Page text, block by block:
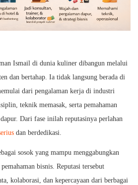
Ismail di dunia kuliner dibangun melalui
dan bertahap. Ia tidak langsung berada di
dari pengalaman kerja di industri
teknik memasak, serta pemahaman
Dari fase inilah reputasinya perlahan
dan berdedikasi.
sosok yang mampu menggabungkan
bisnis. Reputasi tersebut
kolaborasi, dan kepercayaan dari berbagai